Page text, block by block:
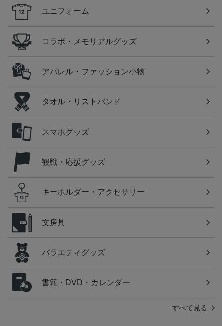
ユニフォーム
コラボ・メモリアルグッズ
アパレル・ファッション小物
タオル・リストバンド
スマホグッズ
観戦・応援グッズ
キーホルダー・アクセサリー
文房具
バラエティグッズ
書籍・DVD・カレンダー
すべて見る